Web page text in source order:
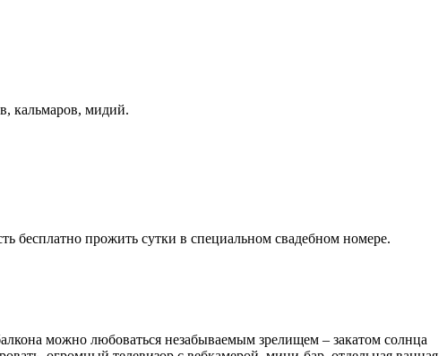
кальмаров, мидий.
бесплатно прожить сутки в специальном свадебном номере.
можно любоваться незабываемым зрелищем – закатом солнца